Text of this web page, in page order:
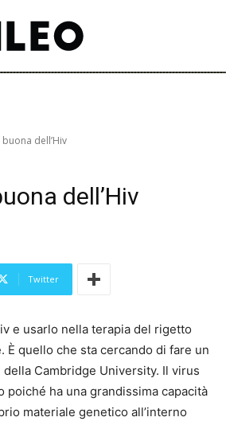
buona dell’Hiv
dell’Hiv
Twitter
e usarlo nella terapia del rigetto
È quello che sta cercando di fare un
Cambridge University. Il virus
poiché ha una grandissima capacità
materiale genetico all’interno